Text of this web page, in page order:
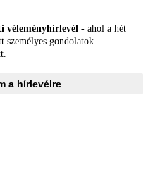
véleményhírlevél - ahol a hét
személyes gondolatok
a hírlevélre